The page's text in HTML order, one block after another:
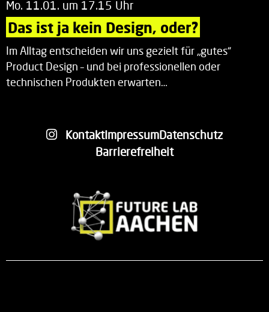
Mo. 11.01. um 17.15 Uhr
Das ist ja kein Design, oder?
Im Alltag entscheiden wir uns gezielt für „gutes“
Product Design – und bei professionellen oder
technischen Produkten erwarten…
KontaktImpressumDatenschutz
Barrierefreiheit